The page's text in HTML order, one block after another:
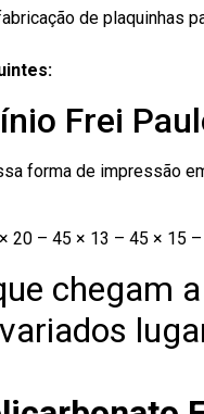
de plaquinhas
Frei
forma de impressão
– 45 × 13 – 45 × 15
chegam